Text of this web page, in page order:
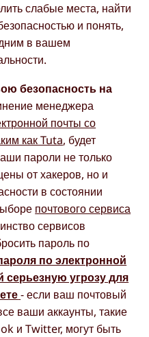
слабые места, найти
и понять,
в вашем
безопасность на
менеджера
почты со
как Tuta, будет
пароли не только
от хакеров, но и
в состоянии
почтового сервиса
сервисов
пароль по
по электронной
серьезную угрозу для
- если ваш почтовый
ваши аккаунты, такие
и Twitter, могут быть